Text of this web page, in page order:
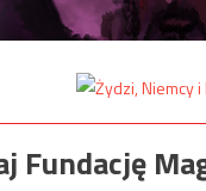
Fundację